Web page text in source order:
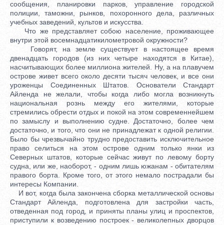
сообщения, планировки парков, управление городской
полиции, таможни, рынков, похоронного дела, различных
учебных заведений, культов и искусства.
Что же представляет собою население, проживающее
внутри этой восемнадцатикилометровой окружности?
Говорят, на земле существует в настоящее время
двенадцать городов (из них четыре находятся в Китае),
насчитывающих более миллиона жителей. Ну, а на плавучем
острове живет всего около десяти тысяч человек, и все они
уроженцы Соединенных Штатов. Основатели Стандарт
Айленда не желали, чтобы когда либо могла возникнуть
национальная рознь между его жителями, которые
стремились обрести отдых и покой на этом современнейшем
по замыслу и выполнению судне. Достаточно, более чем
достаточно, и того, что они не принадлежат к одной религии.
Было бы чрезвычайно трудно предоставить исключительное
право селиться на этом острове одним только янки из
Северных штатов, которые сейчас живут по левому борту
судна, или же, наоборот, - одним лишь южанам - обитателям
правого борта. Кроме того, от этого немало пострадали бы
интересы Компании.
И вот, когда была закончена сборка металлической основы
Стандарт Айленда, подготовлена для застройки часть,
отведенная под город, и приняты планы улиц и проспектов,
приступили к возведению построек - великолепных дворцов